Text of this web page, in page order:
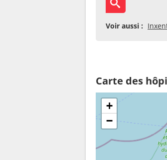
Voir aussi :
Carte des
+
−